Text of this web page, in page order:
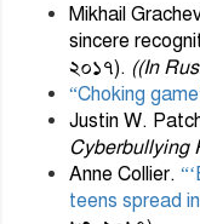
Mikhail
sincere
২০১৭). ((In
“Choking
Justin W.
Cyberbullying
Anne Collier.
teens spread